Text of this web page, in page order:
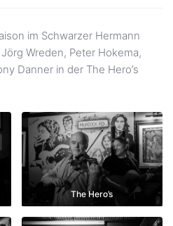
im Schwarzer Hermann
Wreden, Peter Hokema,
Danner in der The Hero’s
The Hero’s